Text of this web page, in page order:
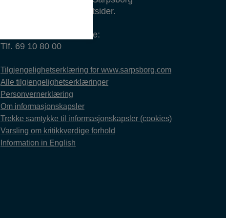
kommunes offisielle nettsider.
Henvendelser om sidene:
Tlf. 69 10 80 00
Tilgjengelighetserklæring for www.sarpsborg.com
Alle tilgjengelighetserklæringer
Personvernerklæring
Om informasjonskapsler
Trekke samtykke til informasjonskapsler (cookies)
Varsling om kritikkverdige forhold
Information in English